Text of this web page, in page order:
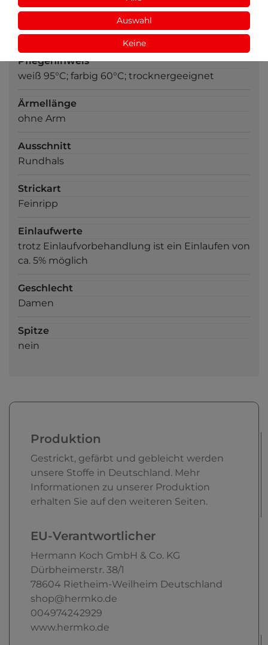
Materialzusammensetzung
100% Bio-Baumwolle
Pflegehinweis
weiß 95°C; farbig 60°C; trocknergeeignet
Ärmellänge
ohne Arm
Ausschnitt
Rundhals
Strickart
Feinripp
Einlaufwerte
trotz Einlaufvorbehandlung ist ein Einlaufen von
ca. 5% möglich
Geschlecht
Damen
Spitze
nein
Produktion
Gestrickt, gefärbt und gebleicht werden
unsere Stoffe in Deutschland. Mehr
Informationen zu unserer Produktion
erhalten Sie auf den weiteren Seiten.
EU-Verantwortlicher
Hermann Koch GmbH & Co. KG
Dürbheimerstr. 38/1
78604 Rietheim-Weilheim Deutschland
shop@hermko.de
004974242929
www.hermko.de
Auswahl
Keine